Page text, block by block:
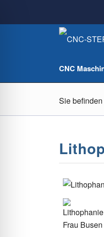
CNC
Sie